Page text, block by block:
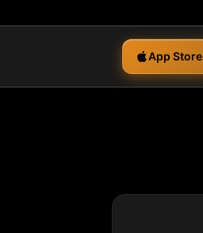
App Store